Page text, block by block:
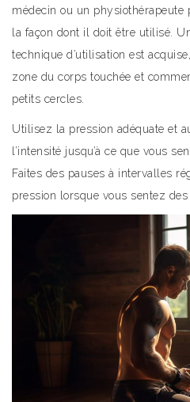
médecin ou un
la façon dont il doit être utilisé.
technique d’utilisation est
zone du corps touchée et
petits cercles.
Utilisez la pression adéquate et
l’intensité jusqu’à ce que vous
Faites des pauses à intervalles
pression lorsque vous sentez des